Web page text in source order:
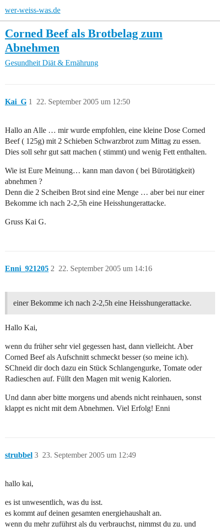
wer-weiss-was.de
Corned Beef als Brotbelag zum
Abnehmen
Gesundheit Diät & Ernährung
Kai_G 22. September 2005 um 12:50
1
Hallo an Alle … mir wurde empfohlen, eine kleine Dose Corned
Beef ( 125g) mit 2 Schieben Schwarzbrot zum Mittag zu essen.
Dies soll sehr gut satt machen ( stimmt) und wenig Fett enthalten.
Wie ist Eure Meinung… kann man davon ( bei Bürotätigkeit)
abnehmen ?
Denn die 2 Scheiben Brot sind eine Menge … aber bei nur einer
Bekomme ich nach 2-2,5h eine Heisshungerattacke.
Gruss Kai G.
Enni_921205 22. September 2005 um 14:16
2
einer Bekomme ich nach 2-2,5h eine Heisshungerattacke.
Hallo Kai,
wenn du früher sehr viel gegessen hast, dann vielleicht. Aber
Corned Beef als Aufschnitt schmeckt besser (so meine ich).
SChneid dir doch dazu ein Stück Schlangengurke, Tomate oder
Radieschen auf. Füllt den Magen mit wenig Kalorien.
Und dann aber bitte morgens und abends nicht reinhauen, sonst
klappt es nicht mit dem Abnehmen. Viel Erfolg! Enni
strubbel 23. September 2005 um 12:49
3
hallo kai,
es ist unwesentlich, was du isst.
es kommt auf deinen gesamten energiehaushalt an.
wenn du mehr zuführst als du verbrauchst, nimmst du zu. und